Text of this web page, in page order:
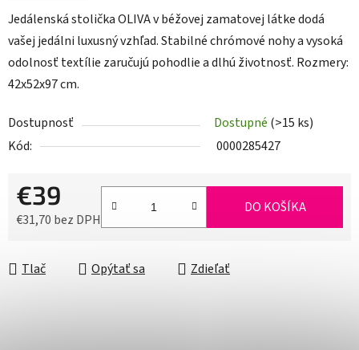
Jedálenská stolička OLIVA v béžovej zamatovej látke dodá
vašej jedálni luxusný vzhľad. Stabilné chrómové nohy a vysoká
odolnosť textílie zaručujú pohodlie a dlhú životnosť. Rozmery:
42x52x97 cm.
Dostupnosť Dostupné (>15 ks)
Kód:
0000285427
€39
€31,70 bez DPH
DO KOŠÍKA
Tlač Opýtať sa Zdieľať